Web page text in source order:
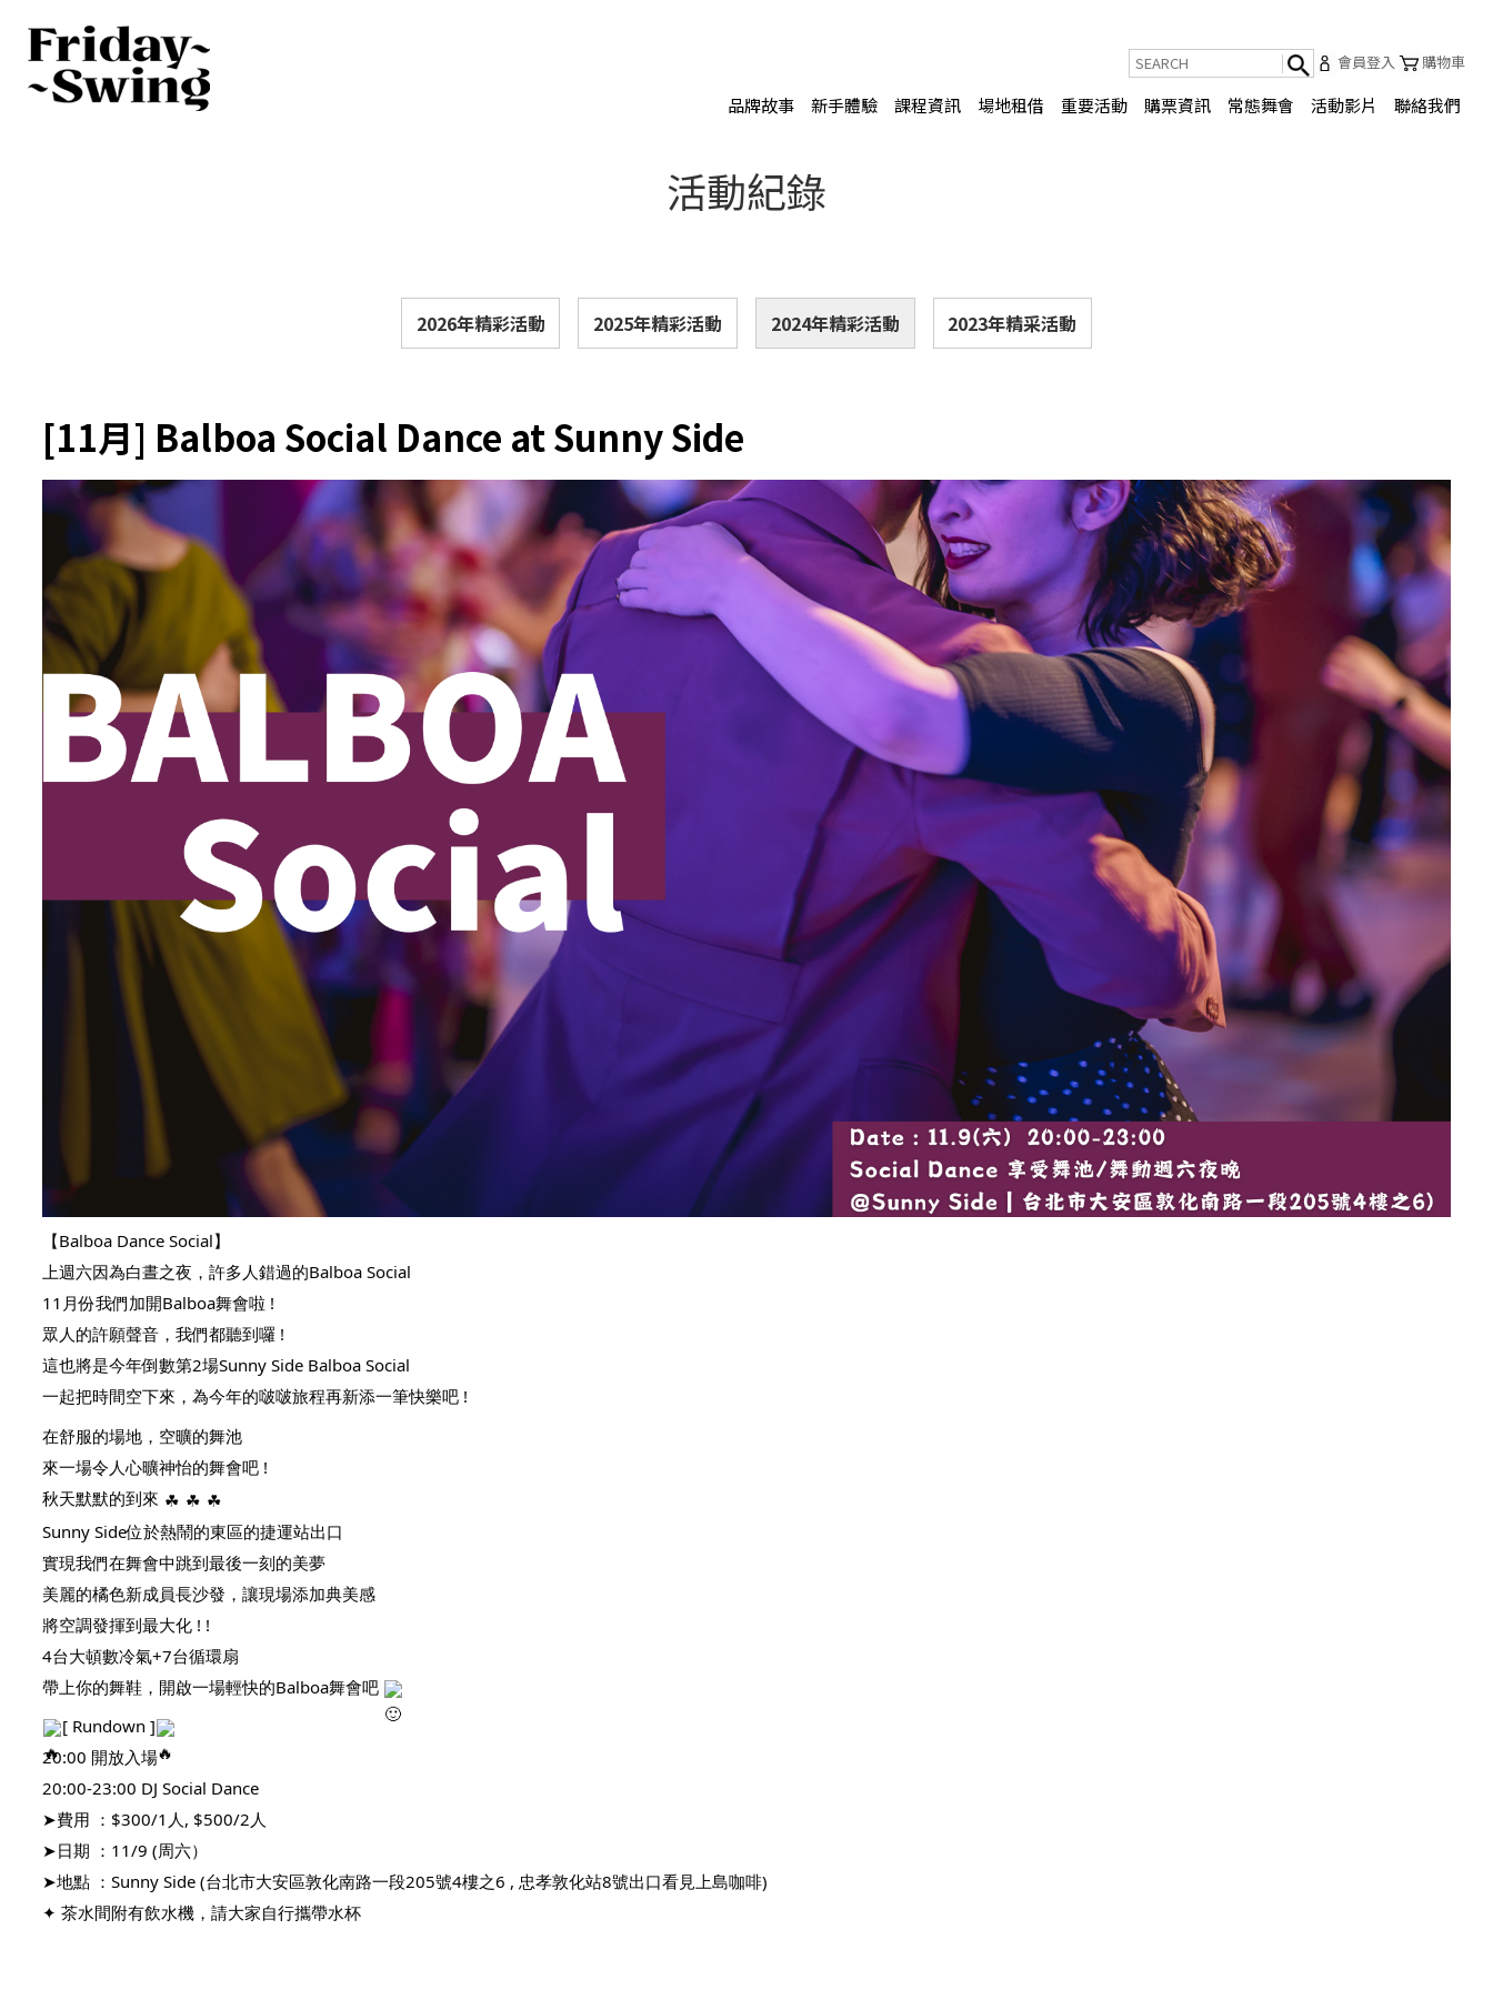
會員登入 購物車
品牌故事 新手體驗 課程資訊 場地租借 重要活動 購票資訊 常態舞會 活動影片 聯絡我們
活動紀錄
2026年精彩活動 2025年精彩活動 2024年精彩活動 2023年精采活動
[11月] Balboa Social Dance at Sunny Side
【Balboa Dance Social】
上週六因為白晝之夜，許多人錯過的Balboa Social
11月份我們加開Balboa舞會啦 !
眾人的許願聲音，我們都聽到囉 !
這也將是今年倒數第2場Sunny Side Balboa Social
一起把時間空下來，為今年的啵啵旅程再新添一筆快樂吧 !
在舒服的場地，空曠的舞池
來一場令人心曠神怡的舞會吧 !
秋天默默的到來 ☘︎ ☘︎ ☘︎
Sunny Side位於熱鬧的東區的捷運站出口
實現我們在舞會中跳到最後一刻的美夢
美麗的橘色新成員長沙發，讓現場添加典美感
將空調發揮到最大化 ! !
4台大頓數冷氣+7台循環扇
帶上你的舞鞋，開啟一場輕快的Balboa舞會吧
[ Rundown ]
20:00 開放入場
20:00-23:00 DJ Social Dance
➤費用 ：$300/1人, $500/2人
➤日期 ：11/9 (周六）
➤地點 ：Sunny Side (台北市大安區敦化南路一段205號4樓之6 , 忠孝敦化站8號出口看見上島咖啡)
✦ 茶水間附有飲水機，請大家自行攜帶水杯